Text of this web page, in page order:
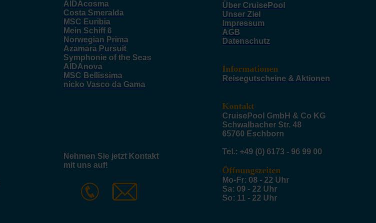
AIDAcosma
Costa Smeralda
MSC Euribia
Mein Schiff 6
Norwegian Prima
Azamara Pursuit
Symphonie of the Seas
AIDAnova
MSC Bellissima
nicko Vasco da Gama
Nehmen Sie jetzt Kontakt
mit uns auf!
Über CruisePool
Unser Ziel
Impressum
AGB
Datenschutz
Informationen
Reisegutscheine & Aktionen
Kontakt
CruisePool GmbH & Co KG
Schwalbacher Str. 48
65760 Eschborn
Tel.: +49 (0) 6173 - 96 99 00
Öffnungszeiten
Mo-Fr: 08 - 22 Uhr
Sa: 09 - 22 Uhr
So: 11 - 22 Uhr